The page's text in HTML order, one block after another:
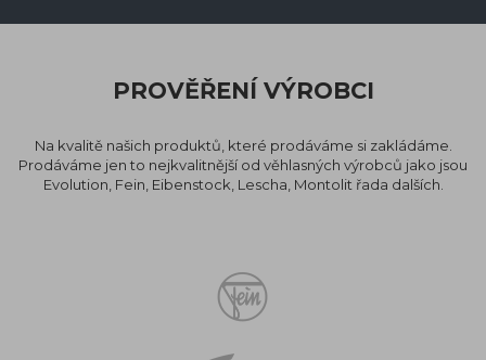
PROVĚŘENÍ VÝROBCI
Na kvalitě našich produktů, které prodáváme si zakládáme.
Prodáváme jen to nejkvalitnější od věhlasných výrobců jako jsou
Evolution, Fein, Eibenstock, Lescha, Montolit řada dalších.